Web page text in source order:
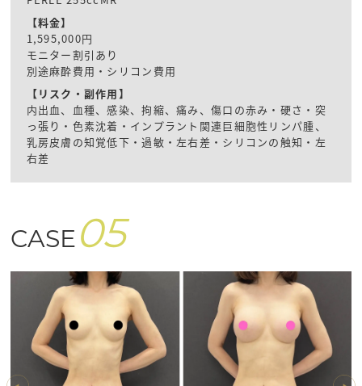
【料金】
1,595,000円
モニター割引あり
別途麻酔費用・シリコン費用
【リスク・副作用】
内出血、血種、感染、拘縮、痛み、傷口の赤み・硬さ・突
っ張り・色素沈着・インプラント関連巨細胞性リンパ腫、
乳房皮膚の知覚低下・過敏・左右差・シリコンの触知・左
右差
CASE 05